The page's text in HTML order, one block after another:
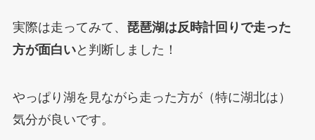
実際は走ってみて、 琵琶湖は反時計回りで走った
方が面白いと判断しました！
やっぱり湖を見ながら走った方が（特に湖北は）
気分が良いです。